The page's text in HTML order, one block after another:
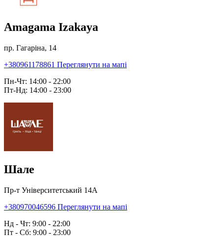
Amagama Izakaya
пр. Гагаріна, 14
+380961178861 Переглянути на мапі
Пн-Чт: 14:00 - 22:00
Пт-Нд: 14:00 - 23:00
Шале
Пр-т Університетський 14А
+380970046596 Переглянути на мапі
Нд - Чт: 9:00 - 22:00
Пт - Сб: 9:00 - 23:00